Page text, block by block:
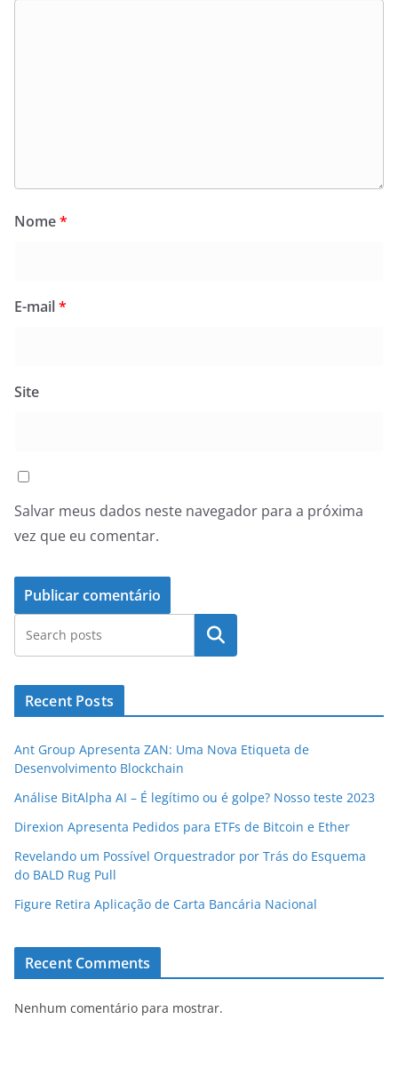
Nome*
E-mail*
Site
Salvar meus dados neste navegador para a próxima
vez que eu comentar.
Pesquisar
Recent Posts
Ant Group Apresenta ZAN: Uma Nova Etiqueta de
Desenvolvimento Blockchain
Análise BitAlpha AI – É legítimo ou é golpe? Nosso teste 2023
Direxion Apresenta Pedidos para ETFs de Bitcoin e Ether
Revelando um Possível Orquestrador por Trás do Esquema
do BALD Rug Pull
Figure Retira Aplicação de Carta Bancária Nacional
Recent Comments
Nenhum comentário para mostrar.